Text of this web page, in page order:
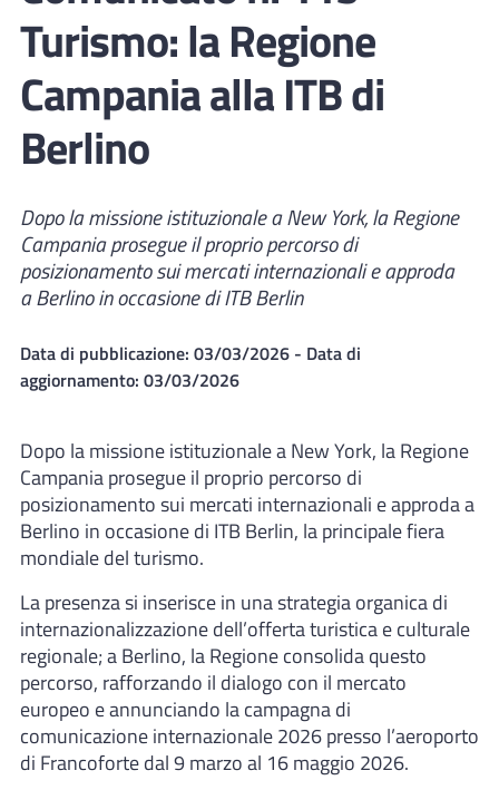
Turismo: la Regione
Campania alla ITB di
Berlino
Dopo la missione istituzionale a New York, la Regione
Campania prosegue il proprio percorso di
posizionamento sui mercati internazionali e approda
a Berlino in occasione di ITB Berlin
Data di pubblicazione: 03/03/2026 - Data di
aggiornamento: 03/03/2026
Dopo la missione istituzionale a New York, la Regione
Campania prosegue il proprio percorso di
posizionamento sui mercati internazionali e approda a
Berlino in occasione di ITB Berlin, la principale fiera
mondiale del turismo.
La presenza si inserisce in una strategia organica di
internazionalizzazione dell’offerta turistica e culturale
regionale; a Berlino, la Regione consolida questo
percorso, rafforzando il dialogo con il mercato
europeo e annunciando la campagna di
comunicazione internazionale 2026 presso l’aeroporto
di Francoforte dal 9 marzo al 16 maggio 2026.